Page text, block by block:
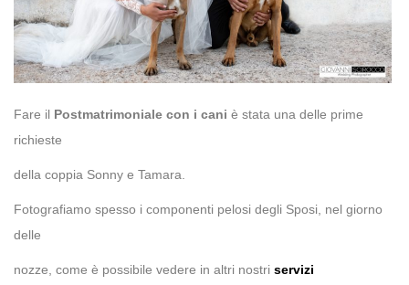
Fare il Postmatrimoniale con i cani è stata una delle prime
richieste
della coppia Sonny e Tamara.
Fotografiamo spesso i componenti pelosi degli Sposi, nel giorno
delle
nozze, come è possibile vedere in altri nostri servizi